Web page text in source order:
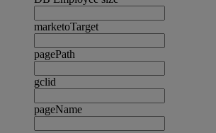
marketoTarget
pagePath
gclid
pageName